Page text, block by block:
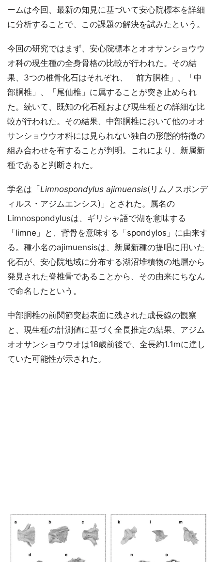
ームは今回、最新の知見に基づいて安心院標本を詳細
に分析することで、この課題の解決を試みたという。
今回の研究ではまず、安心院標本とオオサンショウウ
オ科の現生種の全身骨格の比較が行われた。その結
果、3つの椎骨化石はそれぞれ、「前方胴椎」、「中
部胴椎」、「尾仙椎」に属することが突き止められ
た。続いて、既知の化石種および現生種との詳細な比
較が行われた。その結果、中部胴椎において他のオオ
サンショウウオ科には見られない独自の形態的特徴の
組み合わせを有することが判明。これにより、新属新
種であると判断された。
学名は「 Limnospondylus ajimuensis(リムノスポンデ
ィルス・アジムエンシス)」とされた。属名の
Limnospondylusは、ギリシャ語で湖を意味する
「limne」と、背骨を意味する「spondylos」に由来す
る。種小名のajimuensisは、新属新種の提唱に用いた
化石が、安心院地域に分布する湖沼堆積物の地層から
発見された脊椎骨であることから、その由来にちなん
で命名したという。
中部胴椎の前関節突起表面に残された成長線の観察
と、現生種の計測値に基づく全長推定の結果、アジム
オオサンショウウオは18歳前後で、全長約1.1mに達し
ていた可能性が示された。